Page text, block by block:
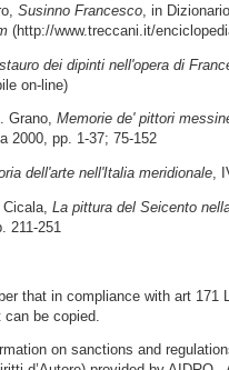
Susinno Francesco , in
(http://www.treccani.it/
dei dipinti nell'opera di
on-line)
Grano, Memorie de' pittori
2000, pp. 1-37; 75-152
dell'arte nell'Italia meridionale,
La pittura del Seicento
211-251
that in compliance with art
be copied.
on sanctions and